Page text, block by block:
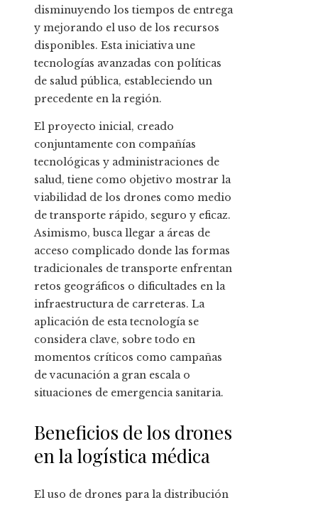
disminuyendo los tiempos de entrega
y mejorando el uso de los recursos
disponibles. Esta iniciativa une
tecnologías avanzadas con políticas
de salud pública, estableciendo un
precedente en la región.
El proyecto inicial, creado
conjuntamente con compañías
tecnológicas y administraciones de
salud, tiene como objetivo mostrar la
viabilidad de los drones como medio
de transporte rápido, seguro y eficaz.
Asimismo, busca llegar a áreas de
acceso complicado donde las formas
tradicionales de transporte enfrentan
retos geográficos o dificultades en la
infraestructura de carreteras. La
aplicación de esta tecnología se
considera clave, sobre todo en
momentos críticos como campañas
de vacunación a gran escala o
situaciones de emergencia sanitaria.
Beneficios de los drones
en la logística médica
El uso de drones para la distribución